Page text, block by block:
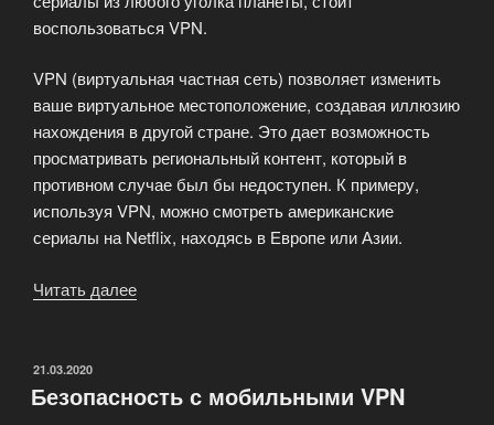
воспользоваться VPN.
VPN (виртуальная частная сеть) позволяет изменить
ваше виртуальное местоположение, создавая иллюзию
нахождения в другой стране. Это дает возможность
просматривать региональный контент, который в
противном случае был бы недоступен. К примеру,
используя VPN, можно смотреть американские
сериалы на Netflix, находясь в Европе или Азии.
Читать далее
ОПУБЛИКОВАНО
21.03.2020
Безопасность с мобильными VPN